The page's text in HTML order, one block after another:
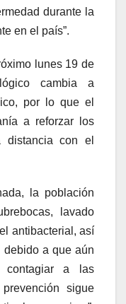
durante la
en el país”.
lunes 19 de
cambia a
por lo que el
a reforzar los
distancia con el
la población
lavado
antibacterial, así
debido a que aún
contagiar a las
sigue